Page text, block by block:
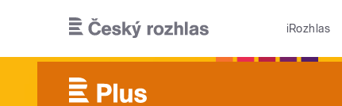
iRozhlas